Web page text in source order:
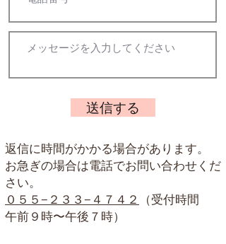
送信する
返信に時間がかかる場合があります。
お急ぎの場合は電話でお問い合わせくだ
さい。
０５５−２３３−４７４２
（受付時間
午前９時〜午後７時）